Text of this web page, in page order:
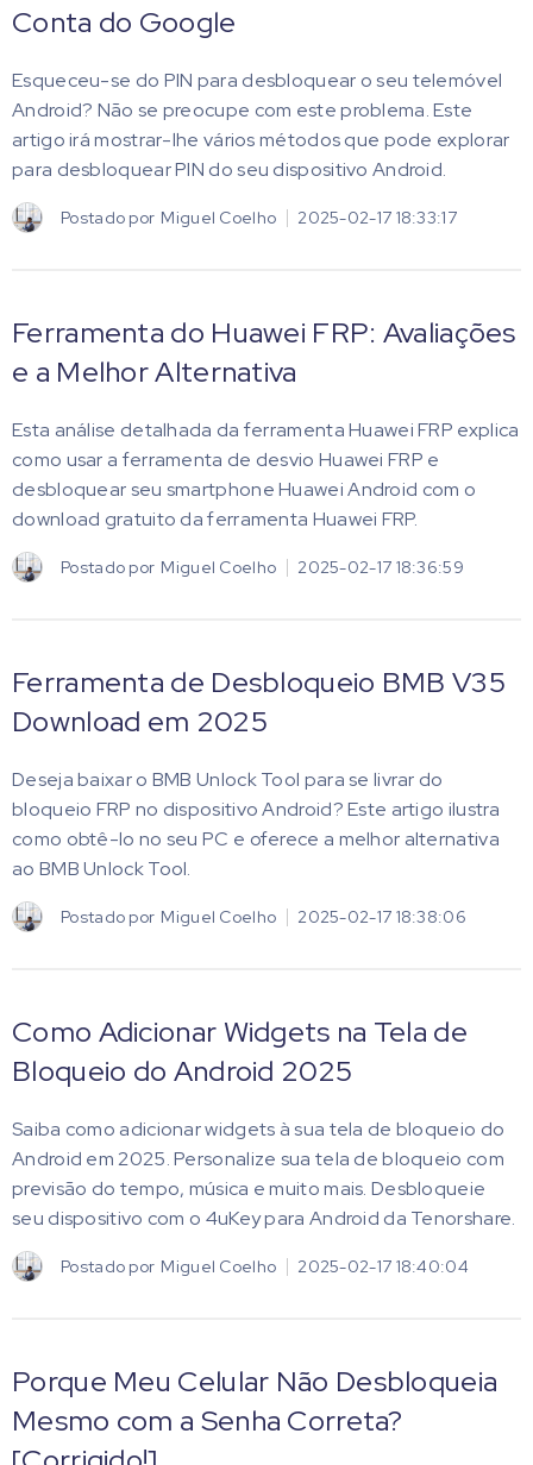
Conta do Google
Esqueceu-se do PIN para desbloquear o seu telemóvel
Android? Não se preocupe com este problema. Este
artigo irá mostrar-lhe vários métodos que pode explorar
para desbloquear PIN do seu dispositivo Android.
Postado por Miguel Coelho 2025-02-17 18:33:17
Ferramenta do Huawei FRP: Avaliações
e a Melhor Alternativa
Esta análise detalhada da ferramenta Huawei FRP explica
como usar a ferramenta de desvio Huawei FRP e
desbloquear seu smartphone Huawei Android com o
download gratuito da ferramenta Huawei FRP.
Postado por Miguel Coelho 2025-02-17 18:36:59
Ferramenta de Desbloqueio BMB V35
Download em 2025
Deseja baixar o BMB Unlock Tool para se livrar do
bloqueio FRP no dispositivo Android? Este artigo ilustra
como obtê-lo no seu PC e oferece a melhor alternativa
ao BMB Unlock Tool.
Postado por Miguel Coelho 2025-02-17 18:38:06
Como Adicionar Widgets na Tela de
Bloqueio do Android 2025
Saiba como adicionar widgets à sua tela de bloqueio do
Android em 2025. Personalize sua tela de bloqueio com
previsão do tempo, música e muito mais. Desbloqueie
seu dispositivo com o 4uKey para Android da Tenorshare.
Postado por Miguel Coelho 2025-02-17 18:40:04
Porque Meu Celular Não Desbloqueia
Mesmo com a Senha Correta?